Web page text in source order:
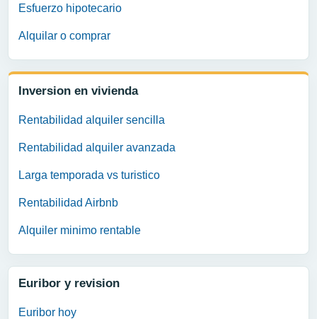
Esfuerzo hipotecario
Alquilar o comprar
Inversion en vivienda
Rentabilidad alquiler sencilla
Rentabilidad alquiler avanzada
Larga temporada vs turistico
Rentabilidad Airbnb
Alquiler minimo rentable
Euribor y revision
Euribor hoy